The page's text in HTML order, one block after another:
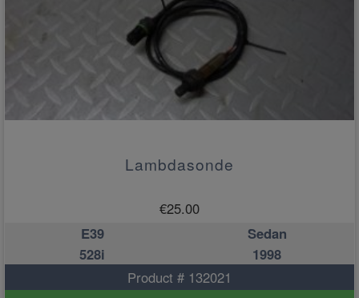
Lambdasonde
€25.00
E39
Sedan
528i
1998
Product # 132021